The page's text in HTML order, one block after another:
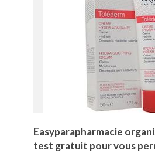
Easyparapharmacie
test gratuit pour vous